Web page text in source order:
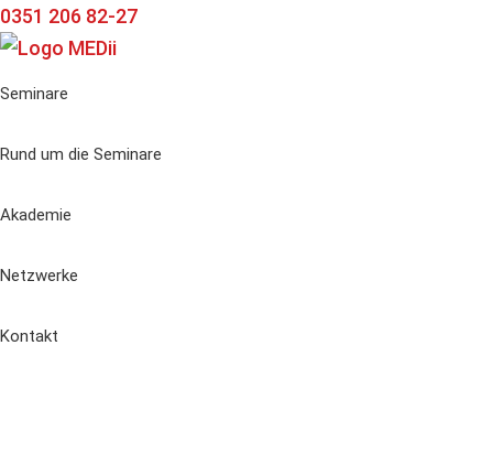
Zur
Hauptnavigation
Zum
Inhalt
Zur
Seitenspalte
0351 206 82-27
Seminare
Rund um die Seminare
Akademie
Netzwerke
Kontakt